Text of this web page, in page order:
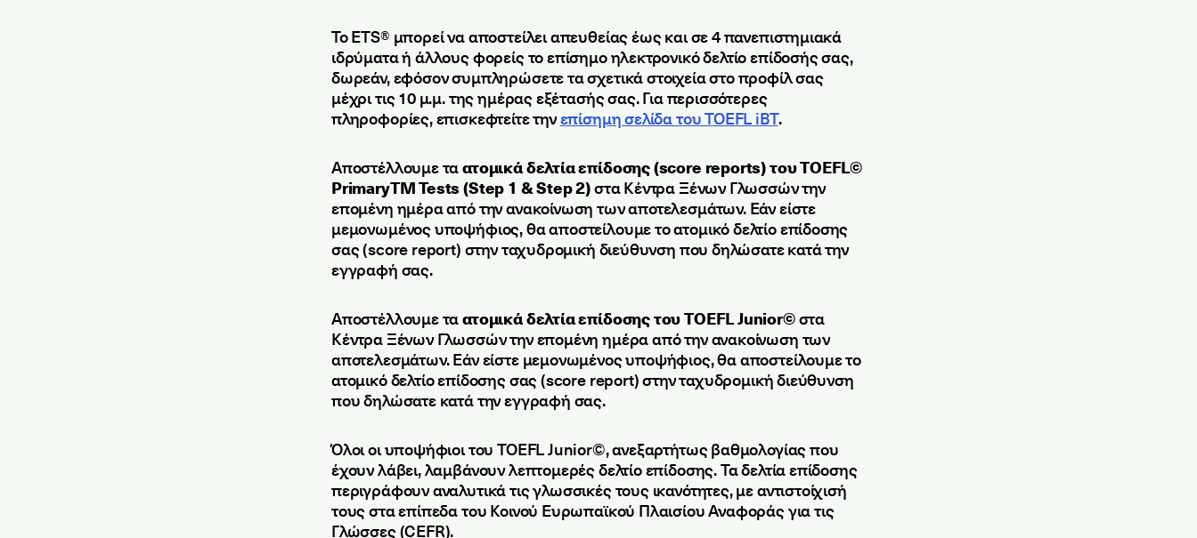
Το ETS® μπορεί να αποστείλει απευθείας έως και σε 4 πανεπιστημιακά
ιδρύματα ή άλλους φορείς το επίσημο ηλεκτρονικό δελτίο επίδοσής σας,
δωρεάν, εφόσον συμπληρώσετε τα σχετικά στοιχεία στο προφίλ σας
μέχρι τις 10 μ.μ. της ημέρας εξέτασής σας. Για περισσότερες
πληροφορίες, επισκεφτείτε τηνεπίσημη σελίδα του TOEFL iBT.
Αποστέλλουμε ταατομικά δελτία επίδοσης (score reports) του TOEFL©
PrimaryTM Tests (Step 1 & Step 2)στα Κέντρα Ξένων Γλωσσών την
επομένη ημέρα από την ανακοίνωση των αποτελεσμάτων. Εάν είστε
μεμονωμένος υποψήφιος, θα αποστείλουμε το ατομικό δελτίο επίδοσης
σας (score report) στην ταχυδρομική διεύθυνση που δηλώσατε κατά την
εγγραφή σας.
Αποστέλλουμε ταατομικά δελτία επίδοσης του TOEFL Junior©στα
Κέντρα Ξένων Γλωσσών την επομένη ημέρα από την ανακοίνωση των
αποτελεσμάτων. Εάν είστε μεμονωμένος υποψήφιος, θα αποστείλουμε το
ατομικό δελτίο επίδοσης σας (score report) στην ταχυδρομική διεύθυνση
που δηλώσατε κατά την εγγραφή σας.
Όλοι οι υποψήφιοι του TOEFL Junior©, ανεξαρτήτως βαθμολογίας που
έχουν λάβει, λαμβάνουν λεπτομερές δελτίο επίδοσης. Τα δελτία επίδοσης
περιγράφουν αναλυτικά τις γλωσσικές τους ικανότητες, με αντιστοίχισή
τους στα επίπεδα του Κοινού Ευρωπαϊκού Πλαισίου Αναφοράς για τις
Γλώσσες (CEFR).